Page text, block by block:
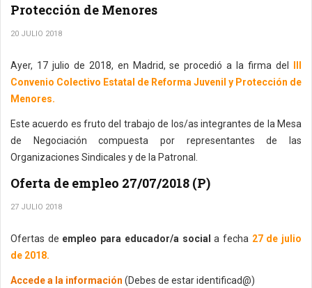
Protección de Menores
20 JULIO 2018
Ayer, 17 julio de 2018, en Madrid, se procedió a la firma del
Convenio Colectivo Estatal de Reforma Juvenil y Protección de
Menores.
Este acuerdo es fruto del trabajo de los/as integrantes de la Mesa
de Negociación compuesta por representantes de las
Organizaciones Sindicales y de la Patronal.
Oferta de empleo 27/07/2018 (P)
27 JULIO 2018
Ofertas de empleo para educador/a social a fecha 27 de julio
de 2018.
Accede a la información (Debes de estar identificad@)